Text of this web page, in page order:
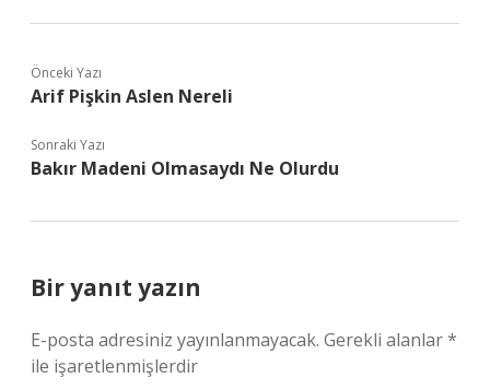
Önceki Yazı
Arif Pişkin Aslen Nereli
Sonraki Yazı
Bakır Madeni Olmasaydı Ne Olurdu
Bir yanıt yazın
E-posta adresiniz yayınlanmayacak. Gerekli alanlar*
ile işaretlenmişlerdir